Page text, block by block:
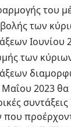
του
των
Ιουνίου
των
2023